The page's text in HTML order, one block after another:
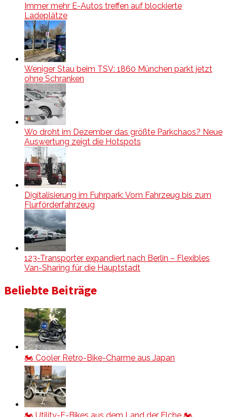
Immer mehr E-Autos treffen auf blockierte
Ladeplätze
Weniger Stau beim TSV: 1860 München parkt jetzt
ohne Schranken
Wo droht im Dezember das größte Parkchaos? Neue
Auswertung zeigt die Hotspots
Digitalisierung im Fuhrpark: Vom Fahrzeug bis zum
Flurförderfahrzeug
123-Transporter expandiert nach Berlin – Flexibles
Van-Sharing für die Hauptstadt
Beliebte Beiträge
🏍️ Cooler Retro-Bike-Charme aus Japan